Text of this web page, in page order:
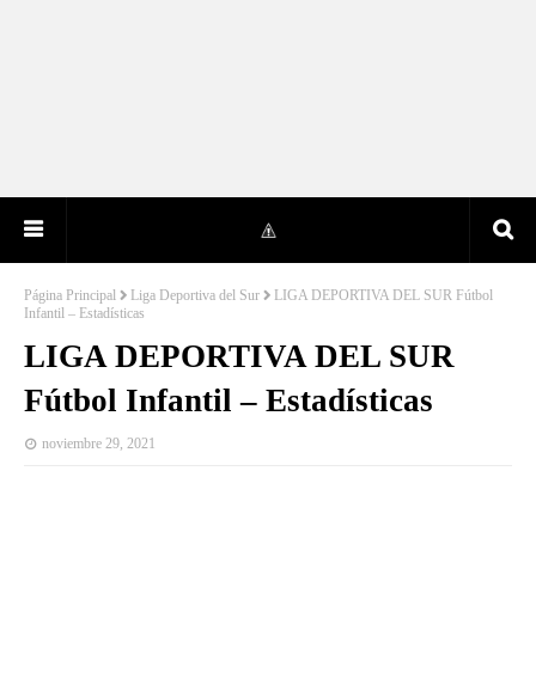
Página Principal Liga Deportiva del Sur
LIGA DEPORTIVA DEL SUR Fútbol
Infantil – Estadísticas
LIGA DEPORTIVA DEL SUR
Fútbol Infantil – Estadísticas
noviembre 29, 2021